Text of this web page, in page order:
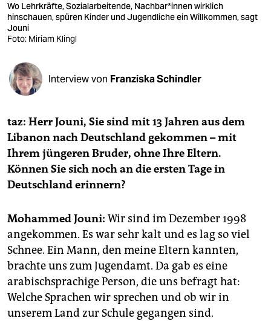
shop
fragen & hilfe
abo
epaper login
Wo Lehrkräfte, Sozialarbeitende, Nach­ba­r*in­nen wirklich
hinschauen, spüren Kinder und Jugendliche ein Willkommen, sagt
Jouni
Foto: Miriam Klingl
Interview von Franziska Schindler
taz: Herr Jouni, Sie sind mit 13 Jahren aus dem
Libanon nach Deutschland gekommen – mit
Ihrem jüngeren Bruder, ohne Ihre Eltern.
Können Sie sich noch an die ersten Tage in
Deutschland erinnern?
Mohammed Jouni: Wir sind im Dezember 1998
angekommen. Es war sehr kalt und es lag so viel
Schnee. Ein Mann, den meine Eltern kannten,
brachte uns zum Jugendamt. Da gab es eine
arabischsprachige Person, die uns befragt hat:
Welche Sprachen wir sprechen und ob wir in
unserem Land zur Schule gegangen sind.